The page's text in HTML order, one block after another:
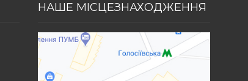
НАШЕ МІСЦЕЗНАХОДЖЕННЯ